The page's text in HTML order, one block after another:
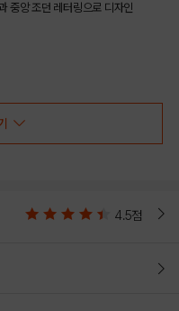
중앙 조던 레터링으로 디자인
4.5점